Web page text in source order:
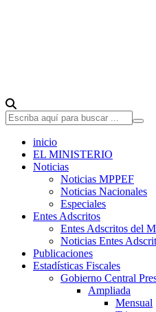
inicio
EL MINISTERIO
Noticias
Noticias MPPEF
Noticias Nacionales
Especiales
Entes Adscritos
Entes Adscritos del
Noticias Entes
Publicaciones
Estadísticas Fiscales
Gobierno Central
Ampliada
Mensual